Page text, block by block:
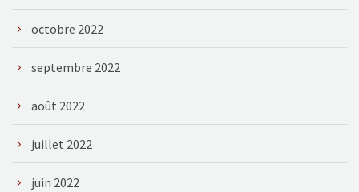
octobre 2022
septembre 2022
août 2022
juillet 2022
juin 2022